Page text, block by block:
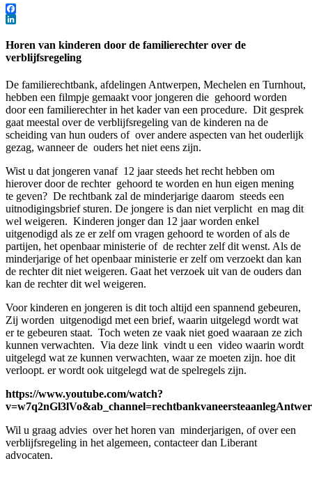
Facebook
Horen van kinderen door de familierechter over de
verblijfsregeling
De familierechtbank, afdelingen Antwerpen, Mechelen en Turnhout,
hebben een filmpje gemaakt voor jongeren die gehoord worden
door een familierechter in het kader van een procedure. Dit gesprek
gaat meestal over de verblijfsregeling van de kinderen na de
scheiding van hun ouders of over andere aspecten van het ouderlijk
gezag, wanneer de ouders het niet eens zijn.
Wist u dat jongeren vanaf 12 jaar steeds het recht hebben om
hierover door de rechter gehoord te worden en hun eigen mening
te geven? De rechtbank zal de minderjarige daarom steeds een
uitnodigingsbrief sturen. De jongere is dan niet verplicht en mag dit
wel weigeren. Kinderen jonger dan 12 jaar worden enkel
uitgenodigd als ze er zelf om vragen gehoord te worden of als de
partijen, het openbaar ministerie of de rechter zelf dit wenst. Als de
minderjarige of het openbaar ministerie er zelf om verzoekt dan kan
de rechter dit niet weigeren. Gaat het verzoek uit van de ouders dan
kan de rechter dit wel weigeren.
Voor kinderen en jongeren is dit toch altijd een spannend gebeuren,
Zij worden uitgenodigd met een brief, waarin uitgelegd wordt wat
er te gebeuren staat. Toch weten ze vaak niet goed waaraan ze zich
kunnen verwachten. Via deze link vindt u een video waarin wordt
uitgelegd wat ze kunnen verwachten, waar ze moeten zijn. hoe dit
verloopt. er wordt ook uitgelegd wat de spelregels zijn.
https://www.youtube.com/watch?
Wil u graag advies over het horen van minderjarigen, of over een
verblijfsregeling in het algemeen, contacteer dan Liberant
advocaten.